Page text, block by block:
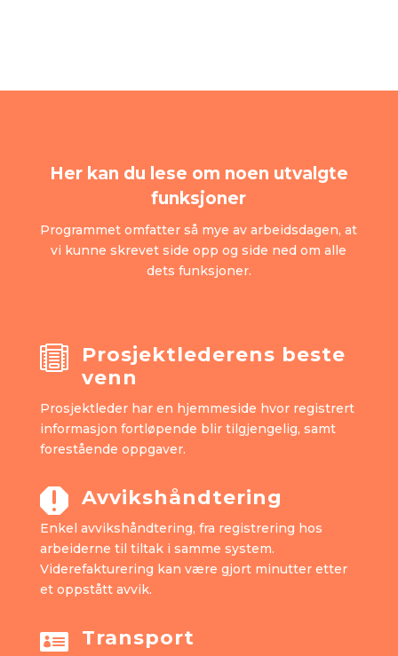
Her kan du lese om noen utvalgte
funksjoner
Programmet omfatter så mye av arbeidsdagen, at
vi kunne skrevet side opp og side ned om alle
dets funksjoner.

Prosjektlederens beste
venn
Prosjektleder har en hjemmeside hvor registrert
informasjon fortløpende blir tilgjengelig, samt
forestående oppgaver.
 Avvikshåndtering
Enkel avvikshåndtering, fra registrering hos
arbeiderne til tiltak i samme system.
Viderefakturering kan være gjort minutter etter
et oppstått avvik.
 Transport